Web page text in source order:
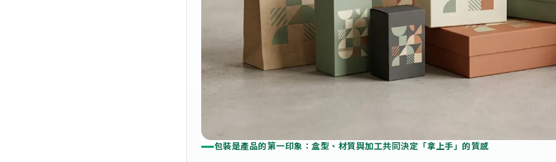
包裝是產品的第一印象：盒型、材質與加工共同決定「拿上手」的質感